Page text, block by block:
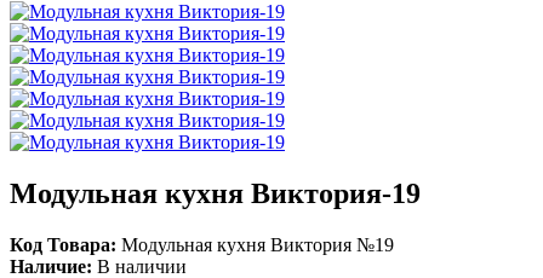
Модульная кухня Виктория-19
Код Товара: Модульная кухня Виктория №19
Наличие: В наличии